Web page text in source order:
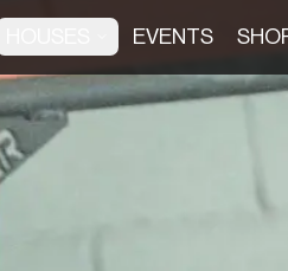
EVENTS